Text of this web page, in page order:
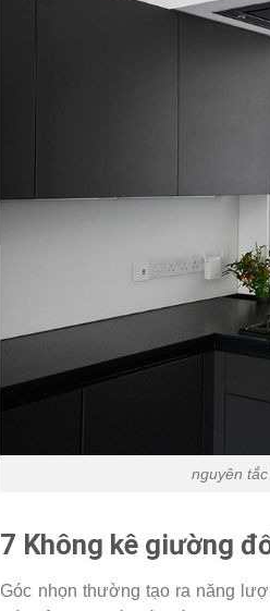
nguyên
7 Không kê giường
Góc nhọn thường tạo ra năng